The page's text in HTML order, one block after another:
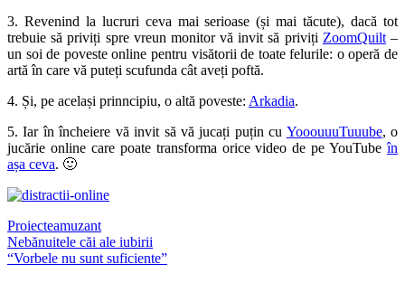
3. Revenind la lucruri ceva mai serioase (și mai tăcute), dacă tot
trebuie să priviți spre vreun monitor vă invit să priviți ZoomQuilt–
un soi de poveste online pentru visătorii de toate felurile: o operă de
artă în care vă puteți scufunda cât aveți poftă.
4. Și, pe același prinncipiu, o altă poveste: Arkadia.
5. Iar în încheiere vă invit să vă jucați puțin cu YooouuuTuuube, o
jucărie online care poate transforma orice video de pe YouTubeîn
așa ceva. 🙂
Proiecteamuzant
Post
navigation
Nebănuitele căi ale iubirii
“Vorbele nu sunt suficiente”